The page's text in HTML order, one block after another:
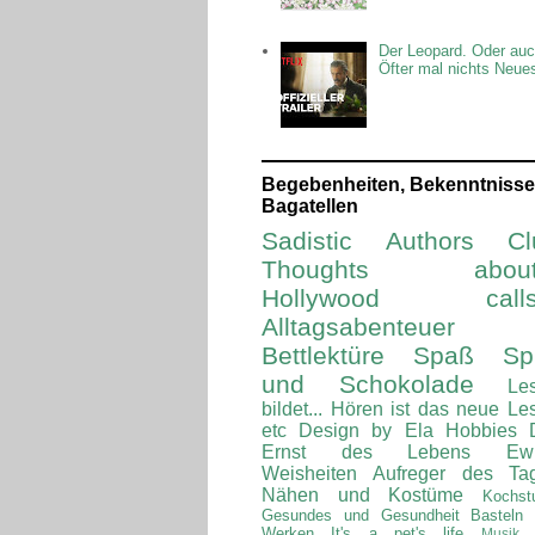
Der Leopard. Oder
Öfter mal nichts
Begebenheiten,
Bagatellen
Sadistic Authors
Thoughts
Hollywood
Alltagsabenteuer
Bettlektüre
Spaß
und Schokolade
bildet... Hören ist das neue
etc
Design by Ela Hobbies
Ernst des Lebens
Weisheiten
Aufreger des
Nähen und Kostüme
Gesundes und Gesundheit
Basteln